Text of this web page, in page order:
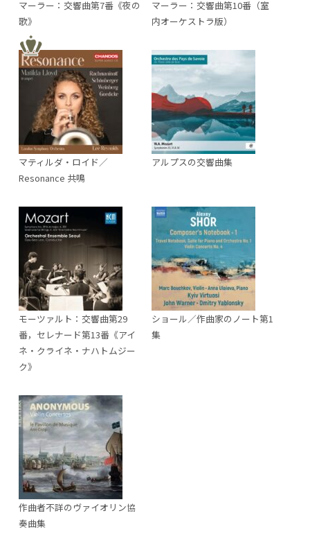
マーラー：交響曲第7番《夜の
歌》
マーラー：交響曲第10番（室
内オーケストラ版）
マティルダ・ロイド／
Resonance 共鳴
アルプスの交響曲集
モーツァルト：交響曲第29
番，セレナード第13番《アイ
ネ・クライネ・ナハトムジー
ク》
ショール／作曲家のノート第1
集
作曲者不詳のヴァイオリン協
奏曲集